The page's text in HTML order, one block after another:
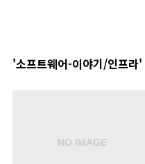
'소프트웨어-이야기/인프라'